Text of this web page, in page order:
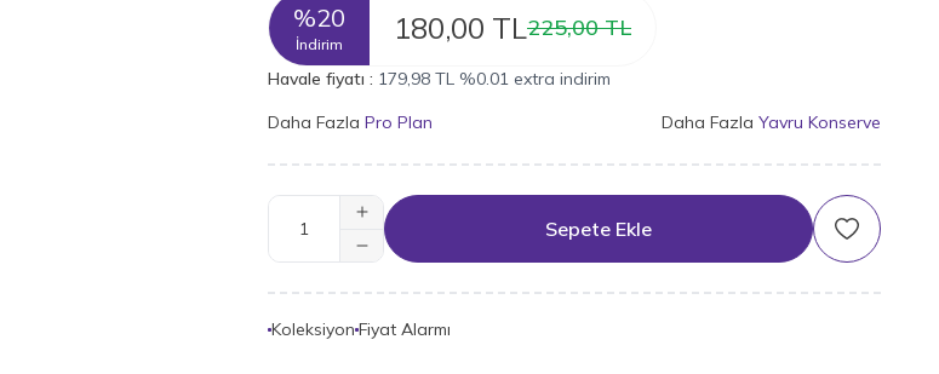
%20
İndirim 180,00 TL225,00TL
Havale fiyatı : 179,98 TL %0.01 extra indirim
Daha Fazla Pro Plan Daha Fazla Yavru Konserve
Sepete Ekle Favoriye
Koleksiyon Fiyat Alarmı